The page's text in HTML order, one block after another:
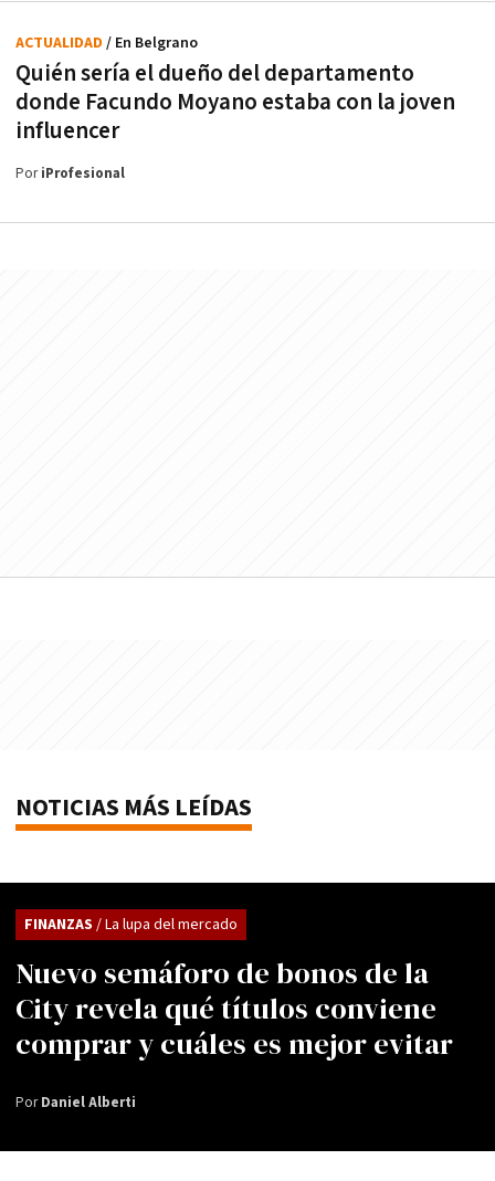
Quién sería el dueño del departamento
donde Facundo Moyano estaba con la joven
influencer
ACTUALIDAD / En Belgrano
PoriProfesional
NOTICIAS MÁS LEÍDAS
Nuevo semáforo de bonos de la
City revela qué títulos conviene
comprar y cuáles es mejor evitar
FINANZAS / La lupa del mercado
PorDaniel Alberti